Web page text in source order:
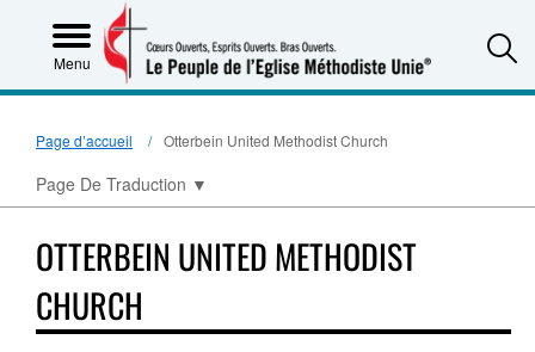
Menu
Page d’accueil Otterbein United Methodist Church
Page De Traduction ▼
OTTERBEIN UNITED METHODIST
CHURCH